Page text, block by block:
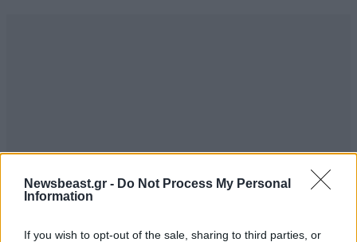
Newsbeast.gr - Do Not Process My Personal
Information
If you wish to opt-out of the sale, sharing to third parties, or